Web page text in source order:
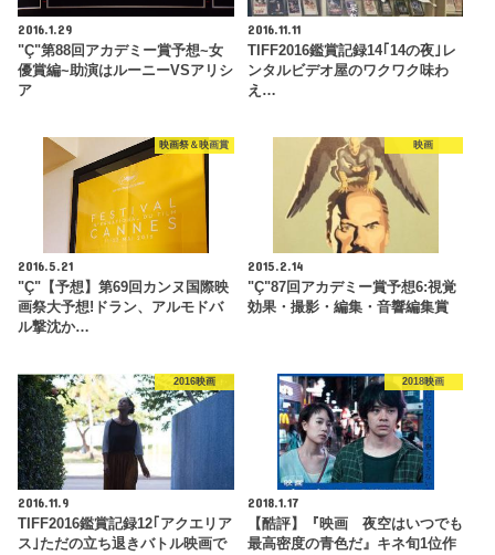
2016.1.29
"Ç"第88回アカデミー賞予想~女
優賞編~助演はルーニーVSアリシ
ア
2016.11.11
TIFF2016鑑賞記録14｢14の夜｣レ
ンタルビデオ屋のワクワク味わ
え…
映画祭＆映画賞
2016.5.21
"Ç"【予想】第69回カンヌ国際映
画祭大予想!ドラン、アルモドバ
ル撃沈か…
映画
2015.2.14
"Ç"87回アカデミー賞予想6:視覚
効果・撮影・編集・音響編集賞
2016映画
2016.11.9
TIFF2016鑑賞記録12｢アクエリア
ス｣ただの立ち退きバトル映画で
2018映画
2018.1.17
【酷評】『映画 夜空はいつでも
最高密度の青色だ』キネ旬1位作